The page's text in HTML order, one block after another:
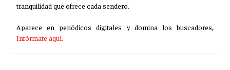
tranquilidad que ofrece cada sendero.
Aparece en periódicos digitales y domina los buscadores,
Infórmate aquí.